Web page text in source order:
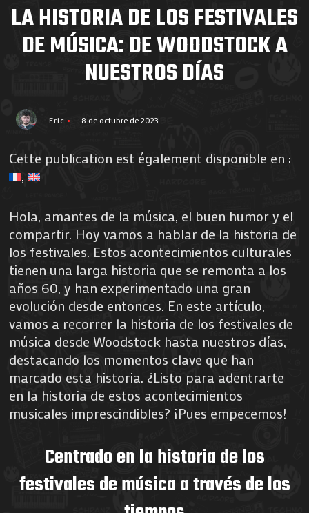
LA HISTORIA DE LOS FESTIVALES
DE MÚSICA: DE WOODSTOCK A
NUESTROS DÍAS
Eric 8 de octubre de 2023
Cette publication est également disponible en :
Hola, amantes de la música, el buen humor y el
compartir. Hoy vamos a hablar de la historia de
los festivales. Estos acontecimientos culturales
tienen una larga historia que se remonta a los
años 60, y han experimentado una gran
evolución desde entonces. En este artículo,
vamos a recorrer la historia de los festivales de
música desde Woodstock hasta nuestros días,
destacando los momentos clave que han
marcado esta historia. ¿Listo para adentrarte
en la historia de estos acontecimientos
musicales imprescindibles? ¡Pues empecemos!
Centrado en la historia de los
festivales de música a través de los